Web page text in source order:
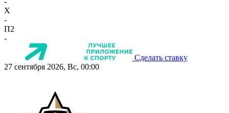
X
-
П2
-
Сделать ставку
27 сентября 2026, Вс, 00:00